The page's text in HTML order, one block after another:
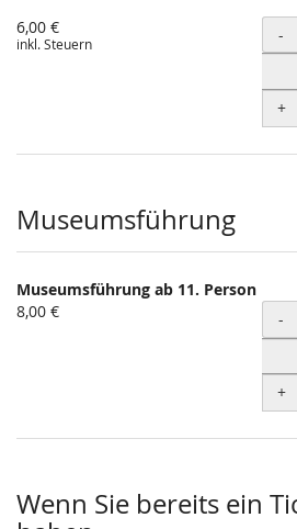
6,00 €
inkl. Steuern -
+
Museumsführung
Museumsführung ab 11. Person
8,00 €
-
+
Wenn Sie bereits ein